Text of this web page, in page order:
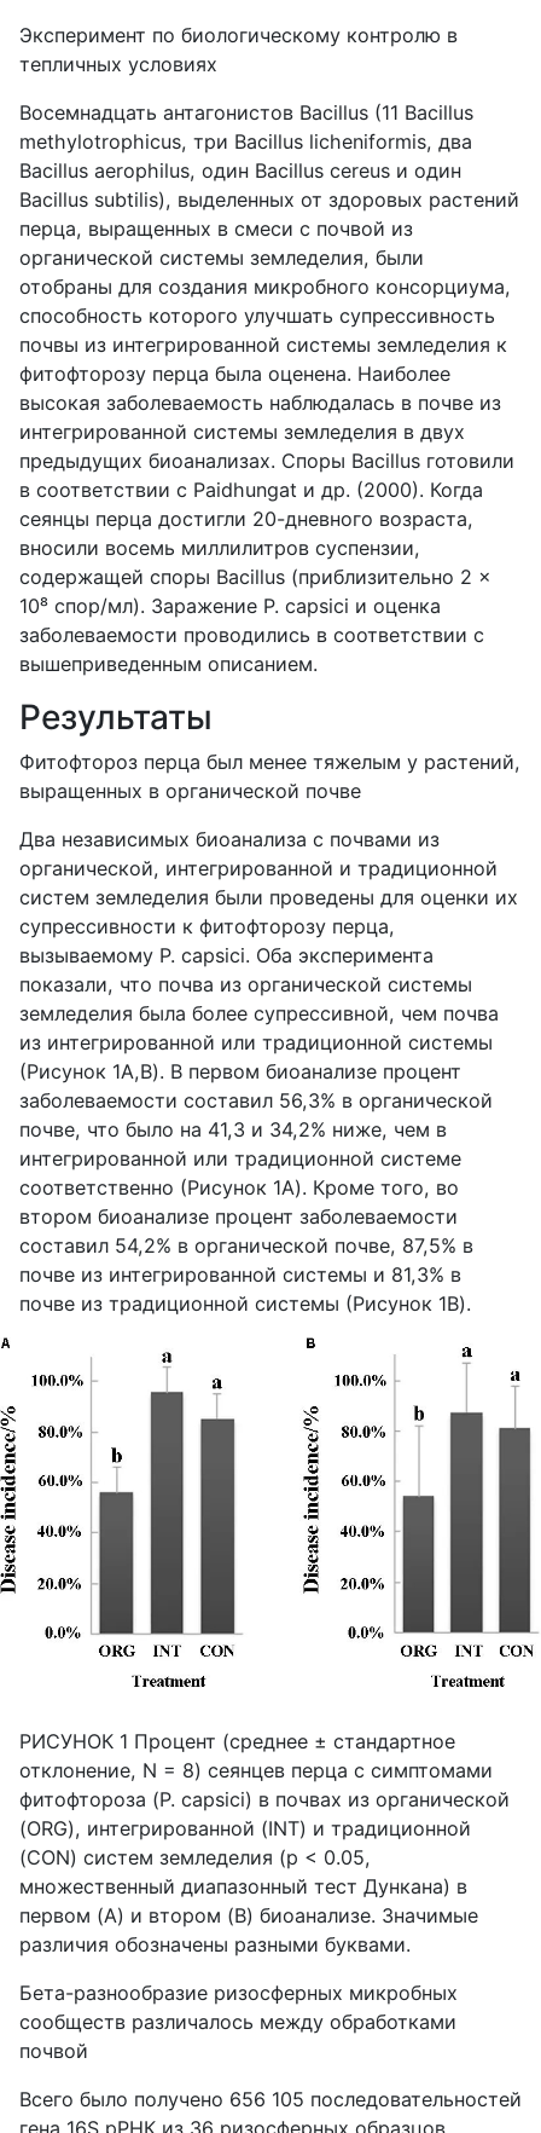
Эксперимент по биологическому контролю в
тепличных условиях
Восемнадцать антагонистов Bacillus (11 Bacillus
methylotrophicus, три Bacillus licheniformis, два
Bacillus aerophilus, один Bacillus cereus и один
Bacillus subtilis), выделенных от здоровых растений
перца, выращенных в смеси с почвой из
органической системы земледелия, были
отобраны для создания микробного консорциума,
способность которого улучшать супрессивность
почвы из интегрированной системы земледелия к
фитофторозу перца была оценена. Наиболее
высокая заболеваемость наблюдалась в почве из
интегрированной системы земледелия в двух
предыдущих биоанализах. Споры Bacillus готовили
в соответствии с Paidhungat и др. (2000). Когда
сеянцы перца достигли 20-дневного возраста,
вносили восемь миллилитров суспензии,
содержащей споры Bacillus (приблизительно 2 ×
10⁸ спор/мл). Заражение P. capsici и оценка
заболеваемости проводились в соответствии с
вышеприведенным описанием.
Результаты
Фитофтороз перца был менее тяжелым у растений,
выращенных в органической почве
Два независимых биоанализа с почвами из
органической, интегрированной и традиционной
систем земледелия были проведены для оценки их
супрессивности к фитофторозу перца,
вызываемому P. capsici. Оба эксперимента
показали, что почва из органической системы
земледелия была более супрессивной, чем почва
из интегрированной или традиционной системы
(Рисунок 1A,B). В первом биоанализе процент
заболеваемости составил 56,3% в органической
почве, что было на 41,3 и 34,2% ниже, чем в
интегрированной или традиционной системе
соответственно (Рисунок 1A). Кроме того, во
втором биоанализе процент заболеваемости
составил 54,2% в органической почве, 87,5% в
почве из интегрированной системы и 81,3% в
почве из традиционной системы (Рисунок 1B).
РИСУНОК 1 Процент (среднее ± стандартное
отклонение, N = 8) сеянцев перца с симптомами
фитофтороза (P. capsici) в почвах из органической
(ORG), интегрированной (INT) и традиционной
(CON) систем земледелия (p < 0.05,
множественный диапазонный тест Дункана) в
первом (A) и втором (B) биоанализе. Значимые
различия обозначены разными буквами.
Бета-разнообразие ризосферных микробных
сообществ различалось между обработками
почвой
Всего было получено 656 105 последовательностей
гена 16S рРНК из 36 ризосферных образцов,